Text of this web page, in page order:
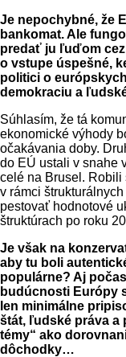
Je nepochybné, že
bankomat. Ale
predať ju ľuďom
o vstupe úspešné,
politici o
demokraciu a
Súhlasím, že tá
ekonomické výhody
očakávania doby.
do EÚ ustali v snahe
celé na Brusel.
v rámci
pestovať hodnotové
štruktúrach po roku
Je však na
aby tu boli
populárne? Aj
budúcnosti Európy
len minimálne
štát, ľudské práva a
témy“ ako
dôchodky…